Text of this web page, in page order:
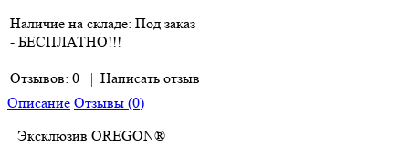
Наличие на складе: Под заказ
- БЕСПЛАТНО!!!
Отзывов: 0 | Написать отзыв
Описание Отзывы (0)
Эксклюзив OREGON®